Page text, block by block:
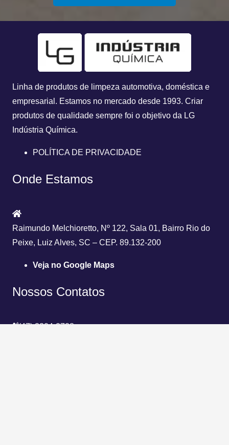
Linha de produtos de limpeza automotiva, doméstica e
empresarial. Estamos no mercado desde 1993. Criar
produtos de qualidade sempre foi o objetivo da LG
Indústria Química.
POLÍTICA DE PRIVACIDADE
Onde Estamos
Raimundo Melchioretto, Nº 122, Sala 01, Bairro Rio do
Peixe, Luiz Alves, SC – CEP. 89.132-200
Veja no Google Maps
Nossos Contatos
(47) 3304-2728